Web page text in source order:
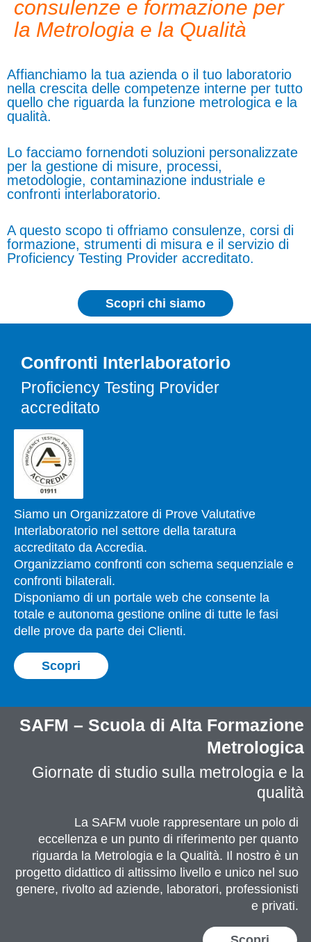
consulenze e formazione per
la Metrologia e la Qualità
Affianchiamo la tua azienda o il tuo laboratorio
nella crescita delle competenze interne per tutto
quello che riguarda la funzione metrologica e la
qualità.
Lo facciamo fornendoti soluzioni personalizzate
per la gestione di misure, processi,
metodologie, contaminazione industriale e
confronti interlaboratorio.
A questo scopo ti offriamo consulenze, corsi di
formazione, strumenti di misura e il servizio di
Proficiency Testing Provider accreditato.
Scopri chi siamo
Confronti Interlaboratorio
Proficiency Testing Provider
accreditato
Siamo un Organizzatore di Prove Valutative
Interlaboratorio nel settore della taratura
accreditato da Accredia.
Organizziamo confronti con schema sequenziale e
confronti bilaterali.
Disponiamo di un portale web che consente la
totale e autonoma gestione online di tutte le fasi
delle prove da parte dei Clienti.
Scopri
SAFM – Scuola di Alta Formazione
Metrologica
Giornate di studio sulla metrologia e la
qualità
La SAFM vuole rappresentare un polo di
eccellenza e un punto di riferimento per quanto
riguarda la Metrologia e la Qualità. Il nostro è un
progetto didattico di altissimo livello e unico nel suo
genere, rivolto ad aziende, laboratori, professionisti
e privati.